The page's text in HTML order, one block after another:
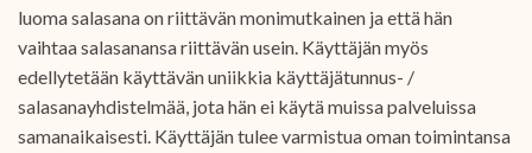
luoma salasana on riittävän monimutkainen ja että hän
vaihtaa salasanansa riittävän usein. Käyttäjän myös
edellytetään käyttävän uniikkia käyttäjätunnus- /
salasanayhdistelmää, jota hän ei käytä muissa palveluissa
samanaikaisesti. Käyttäjän tulee varmistua oman toimintansa